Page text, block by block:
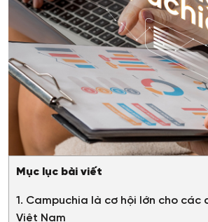
Mục lục bài viết
1. Campuchia là cơ hội lớn cho các
Việt Nam